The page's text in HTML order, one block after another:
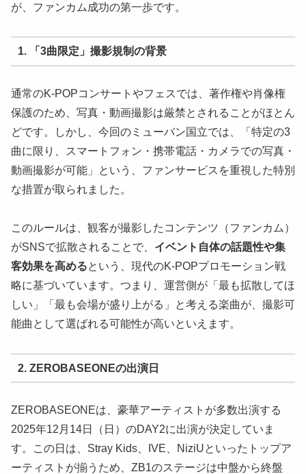
が、ファンカム成功の第一歩です。
1. 「3曲限定」撮影規制の背景
通常のK-POPコンサートやフェスでは、著作権や肖像権
保護のため、写真・動画撮影は厳禁とされることがほとん
どです。しかし、今回のミューバン国立では、「特定の3
曲に限り、スマートフォン・携帯電話・カメラでの写真・
動画撮影が可能」という、ファンサービスを重視した特別
な措置が取られました。
このルールは、観客が撮影したコンテンツ（ファンカム）
がSNSで拡散されることで、 イベント自体の話題性や集
客効果を高めるという、現代のK-POPプロモーション戦
略に基づいています。つまり、運営側が「最も拡散してほ
しい」「最も会場が盛り上がる」と考える楽曲が、撮影可
能曲として選ばれる可能性が高いといえます。
2. ZEROBASEONEの出演日
ZEROBASEONEは、豪華アーティストが多数出演する
2025年12月14日（日）のDAY2に出演が決定していま
す。この日は、Stray Kids、IVE、NiziUといったトップア
ーティストが揃うため、ZB1のステージは中盤から終盤